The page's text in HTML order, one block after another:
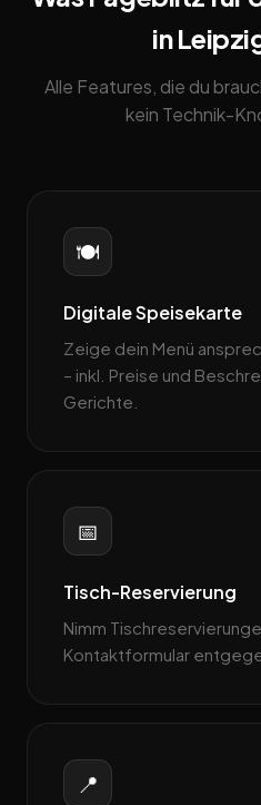
in
Alle Features, die du
kein Technik-
🍽️
Digitale Speisekarte
Zeige dein Menü
– inkl. Preise und
Gerichte.
📅
Tisch-Reservierung
Nimm
Kontaktformular
📍